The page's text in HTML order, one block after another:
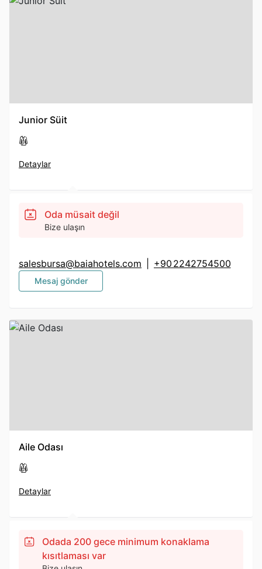
Junior Süit
Detaylar
Oda müsait değil
Bize ulaşın
Mesaj gönder
salesbursa@baiahotels.com +90 2242754500
Aile Odası
Detaylar
Odada 200 gece minimum konaklama
kısıtlaması var